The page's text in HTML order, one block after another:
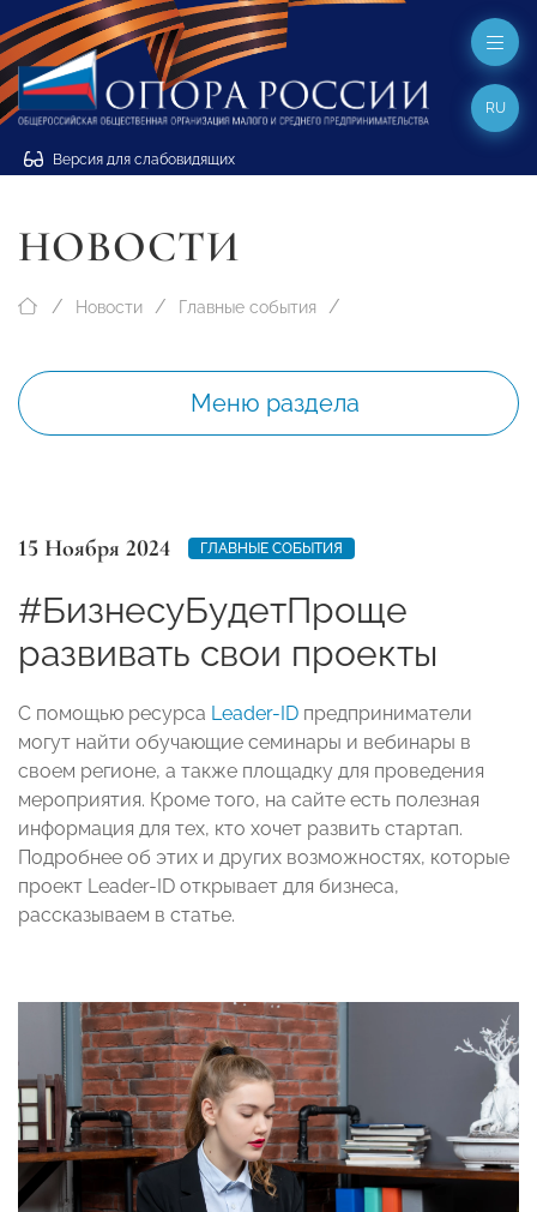
Версия для слабовидящих
RU
НОВОСТИ
Новости Главные события
Меню раздела
15 Ноября 2024 ГЛАВНЫЕ СОБЫТИЯ
#БизнесуБудетПроще
развивать свои проекты
С помощью ресурса Leader-ID предприниматели
могут найти обучающие семинары и вебинары в
своем регионе, а также площадку для проведения
мероприятия. Кроме того, на сайте есть полезная
информация для тех, кто хочет развить стартап.
Подробнее об этих и других возможностях, которые
проект Leader-ID открывает для бизнеса,
рассказываем в статье.